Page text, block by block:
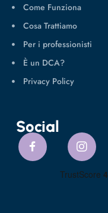
Come Funziona
Cosa Trattiamo
Per i professionisti
È un DCA?
Privacy Policy
Social